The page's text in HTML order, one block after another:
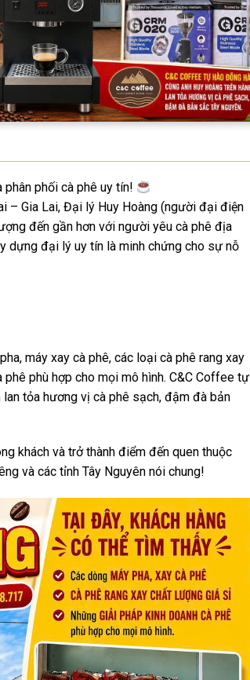
phối cà phê uy tín!
– Gia Lai, Đại lý Huy Hoàng (người đại điện
đến gần hơn với người yêu cà phê địa
dựng đại lý uy tín là minh chứng cho sự nỗ
máy xay cà phê, các loại cà phê rang xay
phù hợp cho mọi mô hình. C&C Coffee tự
lan tỏa hương vị cà phê sạch, đậm đà bản
khách và trở thành điểm đến quen thuộc
và các tỉnh Tây Nguyên nói chung!